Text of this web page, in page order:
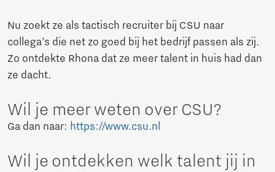
Nu zoekt ze als tactisch recruiter bij CSU naar
collega’s die net zo goed bij het bedrijf passen als zij.
Zo ontdekte Rhona dat ze meer talent in huis had dan
ze dacht.
Wil je meer weten over CSU?
Ga dan naar: https://www.csu.nl
Wil je ontdekken welk talent jij in